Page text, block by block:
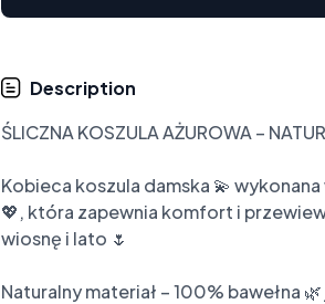
Description
ŚLICZNA KOSZULA AŻUROWA –
Kobieca koszula damska 💫
💖, która zapewnia komfort i
wiosnę i lato 🌷
Naturalny materiał – 100% bawełna